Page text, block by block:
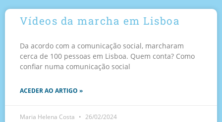
Vídeos da marcha em Lisboa
Da acordo com a comunicação social, marcharam
cerca de 100 pessoas em Lisboa. Quem conta? Como
confiar numa comunicação social
ACEDER AO ARTIGO »
Maria Helena Costa 26/02/2024